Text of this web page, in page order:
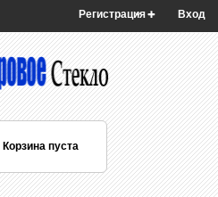
Вход
Регистрация
Корзина пуста